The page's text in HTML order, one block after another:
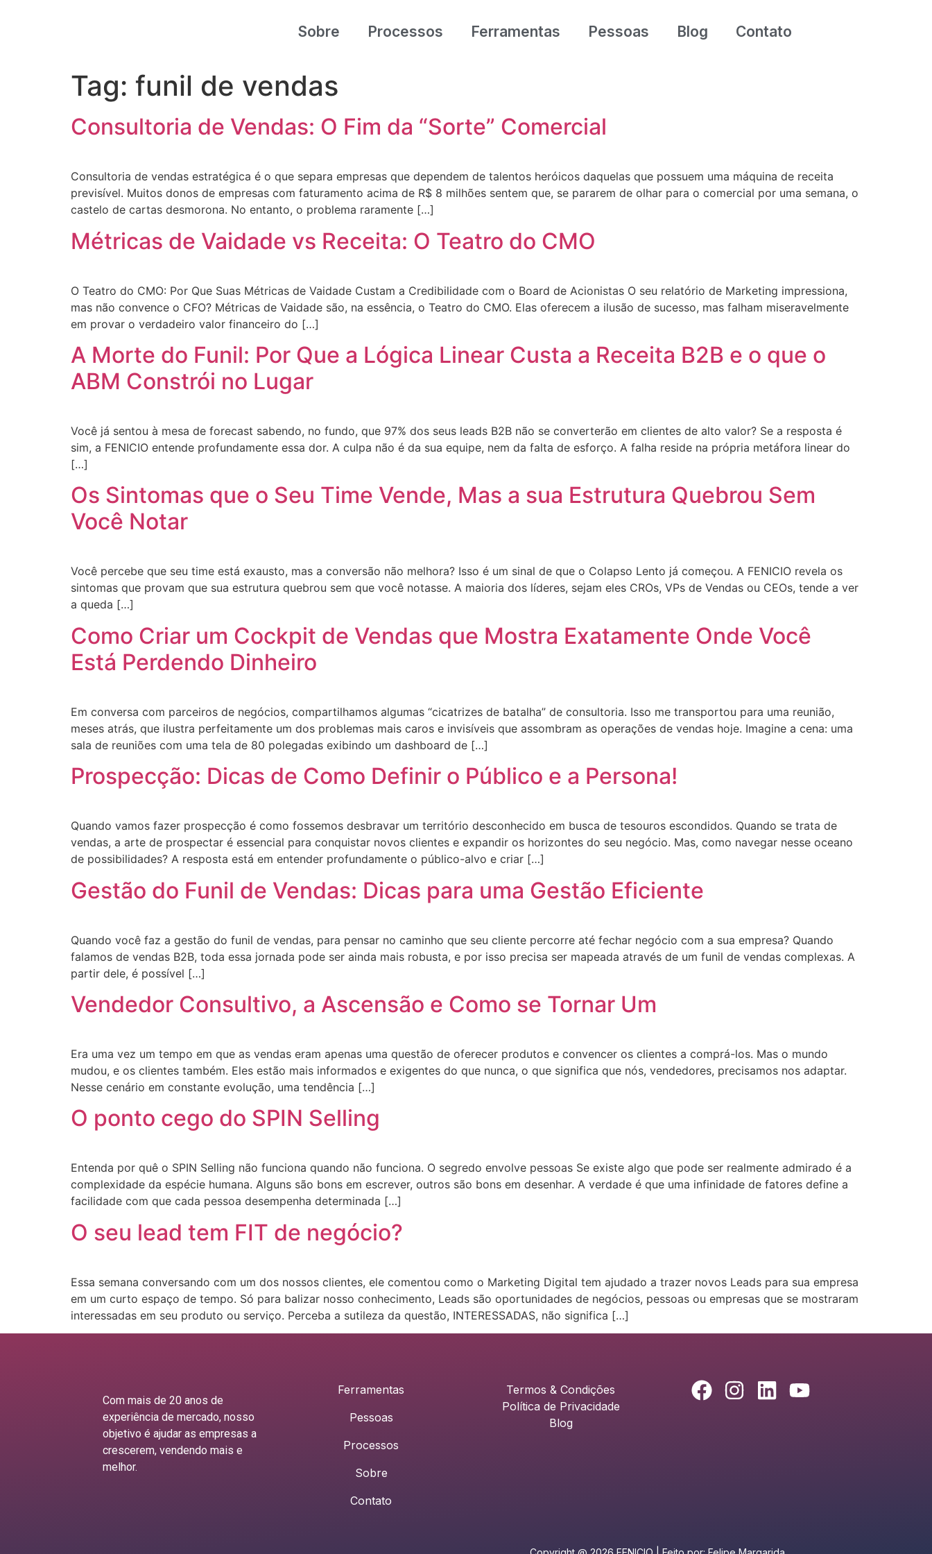
Sobre Processos Ferramentas Pessoas Blog Contato
Tag: funil de vendas
Consultoria de Vendas: O Fim da “Sorte” Comercial
Consultoria de vendas estratégica é o que separa empresas que dependem de talentos heróicos daquelas que possuem uma máquina de receita
previsível. Muitos donos de empresas com faturamento acima de R$ 8 milhões sentem que, se pararem de olhar para o comercial por uma semana, o
castelo de cartas desmorona. No entanto, o problema raramente […]
Métricas de Vaidade vs Receita: O Teatro do CMO
O Teatro do CMO: Por Que Suas Métricas de Vaidade Custam a Credibilidade com o Board de Acionistas O seu relatório de Marketing impressiona,
mas não convence o CFO? Métricas de Vaidade são, na essência, o Teatro do CMO. Elas oferecem a ilusão de sucesso, mas falham miseravelmente
em provar o verdadeiro valor financeiro do […]
A Morte do Funil: Por Que a Lógica Linear Custa a Receita B2B e o que o
ABM Constrói no Lugar
Você já sentou à mesa de forecast sabendo, no fundo, que 97% dos seus leads B2B não se converterão em clientes de alto valor? Se a resposta é
sim, a FENICIO entende profundamente essa dor. A culpa não é da sua equipe, nem da falta de esforço. A falha reside na própria metáfora linear do
[…]
Os Sintomas que o Seu Time Vende, Mas a sua Estrutura Quebrou Sem
Você Notar
Você percebe que seu time está exausto, mas a conversão não melhora? Isso é um sinal de que o Colapso Lento já começou. A FENICIO revela os
sintomas que provam que sua estrutura quebrou sem que você notasse. A maioria dos líderes, sejam eles CROs, VPs de Vendas ou CEOs, tende a ver
a queda […]
Como Criar um Cockpit de Vendas que Mostra Exatamente Onde Você
Está Perdendo Dinheiro
Em conversa com parceiros de negócios, compartilhamos algumas “cicatrizes de batalha” de consultoria. Isso me transportou para uma reunião,
meses atrás, que ilustra perfeitamente um dos problemas mais caros e invisíveis que assombram as operações de vendas hoje. Imagine a cena: uma
sala de reuniões com uma tela de 80 polegadas exibindo um dashboard de […]
Prospecção: Dicas de Como Definir o Público e a Persona!
Quando vamos fazer prospecção é como fossemos desbravar um território desconhecido em busca de tesouros escondidos. Quando se trata de
vendas, a arte de prospectar é essencial para conquistar novos clientes e expandir os horizontes do seu negócio. Mas, como navegar nesse oceano
de possibilidades? A resposta está em entender profundamente o público-alvo e criar […]
Gestão do Funil de Vendas: Dicas para uma Gestão Eficiente
Quando você faz a gestão do funil de vendas, para pensar no caminho que seu cliente percorre até fechar negócio com a sua empresa? Quando
falamos de vendas B2B, toda essa jornada pode ser ainda mais robusta, e por isso precisa ser mapeada através de um funil de vendas complexas. A
partir dele, é possível […]
Vendedor Consultivo, a Ascensão e Como se Tornar Um
Era uma vez um tempo em que as vendas eram apenas uma questão de oferecer produtos e convencer os clientes a comprá-los. Mas o mundo
mudou, e os clientes também. Eles estão mais informados e exigentes do que nunca, o que significa que nós, vendedores, precisamos nos adaptar.
Nesse cenário em constante evolução, uma tendência […]
O ponto cego do SPIN Selling
Entenda por quê o SPIN Selling não funciona quando não funciona. O segredo envolve pessoas Se existe algo que pode ser realmente admirado é a
complexidade da espécie humana. Alguns são bons em escrever, outros são bons em desenhar. A verdade é que uma infinidade de fatores define a
facilidade com que cada pessoa desempenha determinada […]
O seu lead tem FIT de negócio?
Essa semana conversando com um dos nossos clientes, ele comentou como o Marketing Digital tem ajudado a trazer novos Leads para sua empresa
em um curto espaço de tempo. Só para balizar nosso conhecimento, Leads são oportunidades de negócios, pessoas ou empresas que se mostraram
interessadas em seu produto ou serviço. Perceba a sutileza da questão, INTERESSADAS, não significa […]
Com mais de 20 anos de
experiência de mercado, nosso
objetivo é ajudar as empresas a
crescerem, vendendo mais e
melhor.
Ferramentas
Pessoas
Processos
Sobre
Contato
Termos & Condições
Política de Privacidade
Blog